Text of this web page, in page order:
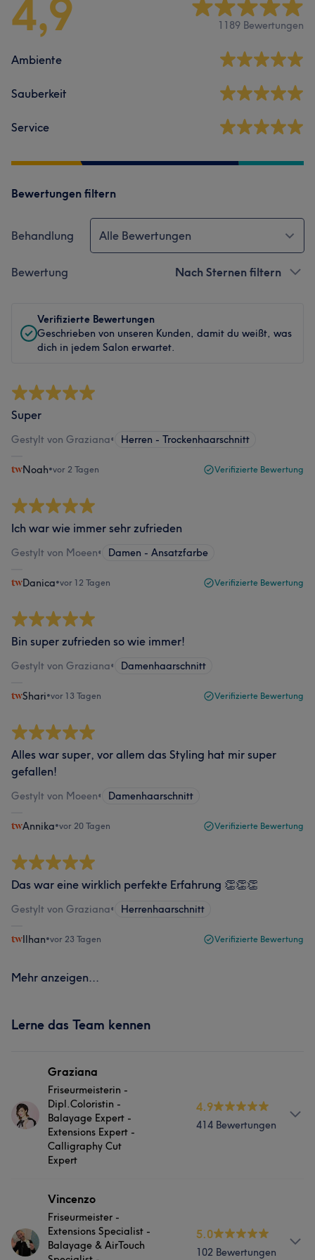
4,9 1189 Bewertungen
Ambiente
Sauberkeit
Service
Bewertungen filtern
Behandlung Alle Bewertungen
Bewertung Nach Sternen filtern
Verifizierte Bewertungen
Geschrieben von unseren Kunden, damit du weißt, was
dich in jedem Salon erwartet.
Super
Gestylt von Graziana• Herren - Trockenhaarschnitt
Noah•vor 2 Tagen Verifizierte Bewertung
Ich war wie immer sehr zufrieden
Gestylt von Moeen• Damen - Ansatzfarbe
Danica•vor 12 Tagen Verifizierte Bewertung
Bin super zufrieden so wie immer!
Gestylt von Graziana• Damenhaarschnitt
Shari•vor 13 Tagen Verifizierte Bewertung
Alles war super, vor allem das Styling hat mir super
gefallen!
Gestylt von Moeen• Damenhaarschnitt
Annika•vor 20 Tagen Verifizierte Bewertung
Das war eine wirklich perfekte Erfahrung 👏👏👏
Gestylt von Graziana• Herrenhaarschnitt
Ilhan•vor 23 Tagen Verifizierte Bewertung
Mehr anzeigen...
Lerne das Team kennen
Graziana
Friseurmeisterin -
Dipl.Coloristin -
Balayage Expert -
Extensions Expert -
Calligraphy Cut
Expert
4.9
414 Bewertungen
Ich bin Graziana, Friseurmeisterin, und immer mit
vollem Herzblut dabei. Mein Fachgebiet ist die
Balayage, Extensions und natürlich das
Vincenzo
Friseurmeister -
Extensions Specialist -
Balayage & AirTouch
5.0
102 Bewertungen